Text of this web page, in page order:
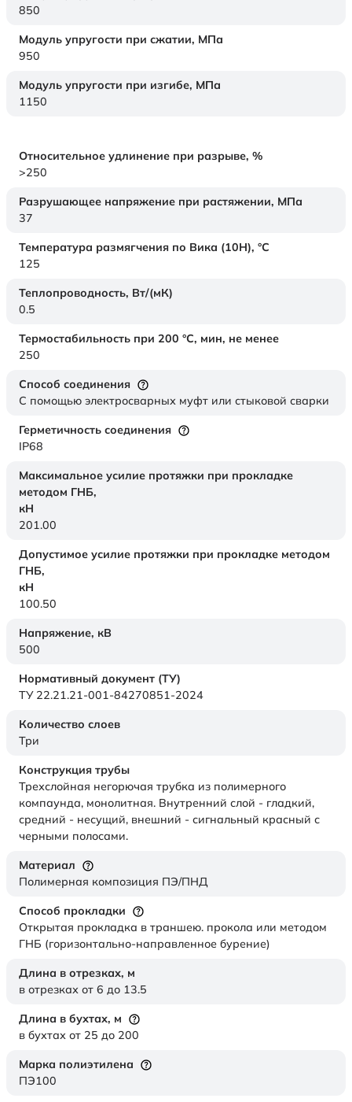
850
Модуль упругости при сжатии, МПа
950
Модуль упругости при изгибе, МПа
1150
Относительное удлинение при разрыве, %
>250
Разрушающее напряжение при растяжении, МПа
37
Температура размягчения по Вика (10Н), °C
125
Теплопроводность, Вт/(мК)
0.5
Термостабильность при 200 °С, мин, не менее
250
Способ соединения
С помощью электросварных муфт или стыковой сварки
Герметичность соединения
IP68
Максимальное усилие протяжки при прокладке
методом ГНБ,
кН
201.00
Допустимое усилие протяжки при прокладке методом
ГНБ,
кН
100.50
Напряжение, кВ
500
Нормативный документ (ТУ)
ТУ 22.21.21-001-84270851-2024
Количество слоев
Три
Конструкция трубы
Трехслойная негорючая трубка из полимерного
компаунда, монолитная. Внутренний слой - гладкий,
средний - несущий, внешний - сигнальный красный с
черными полосами.
Материал
Полимерная композиция ПЭ/ПНД
Способ прокладки
Открытая прокладка в траншею. прокола или методом
ГНБ (горизонтально-направленное бурение)
Длина в отрезках, м
в отрезках от 6 до 13.5
Длина в бухтах, м
в бухтах от 25 до 200
Марка полиэтилена
ПЭ100